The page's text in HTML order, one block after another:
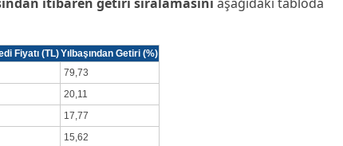
Fiyatı (TL)Yılbaşından Getiri (%)
79,73
20,11
17,77
15,62